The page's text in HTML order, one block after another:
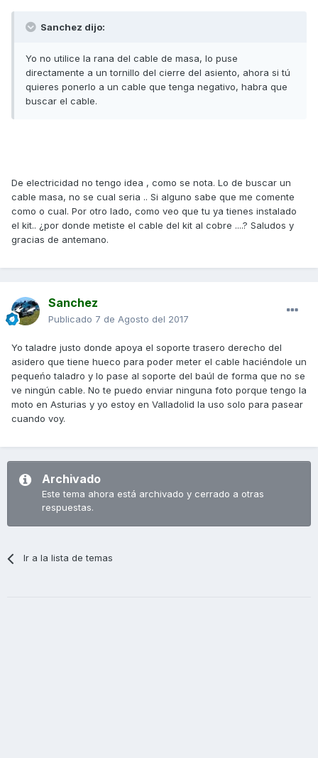
Sanchez dijo:
Yo no utilice la rana del cable de masa, lo puse
directamente a un tornillo del cierre del asiento, ahora si tú
quieres ponerlo a un cable que tenga negativo, habra que
buscar el cable.
De electricidad no tengo idea , como se nota. Lo de buscar un
cable masa, no se cual seria .. Si alguno sabe que me comente
como o cual. Por otro lado, como veo que tu ya tienes instalado
el kit.. ¿por donde metiste el cable del kit al cobre ....? Saludos y
gracias de antemano.
Sanchez
Publicado 7 de Agosto del 2017
Yo taladre justo donde apoya el soporte trasero derecho del
asidero que tiene hueco para poder meter el cable haciéndole un
pequeńo taladro y lo pase al soporte del baúl de forma que no se
ve ningún cable. No te puedo enviar ninguna foto porque tengo la
moto en Asturias y yo estoy en Valladolid la uso solo para pasear
cuando voy.
Archivado
Este tema ahora está archivado y cerrado a otras
respuestas.
Ir a la lista de temas